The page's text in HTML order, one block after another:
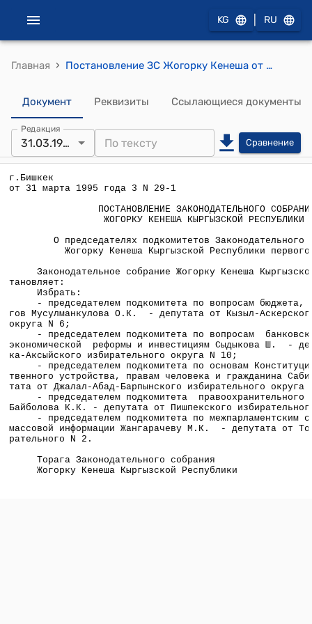
KG RU
Главная › Постановление ЗС Жогорку Кенеша от 31 марта 1995 года З №29-1 "О председателях подкомитетов Законодательного собрания Жогорку Кенеша Кыргызской Республики первого созыва"
Документ Реквизиты Ссылающиеся документы
Редакция
31.03.1995 Сравнение